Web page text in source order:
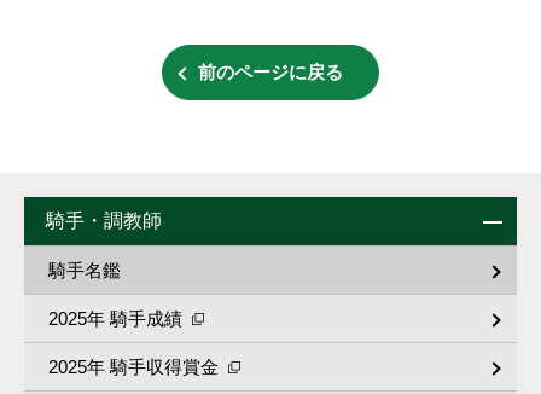
前のページに戻る
騎手・調教師
騎手名鑑
2025年 騎手成績
2025年 騎手収得賞金